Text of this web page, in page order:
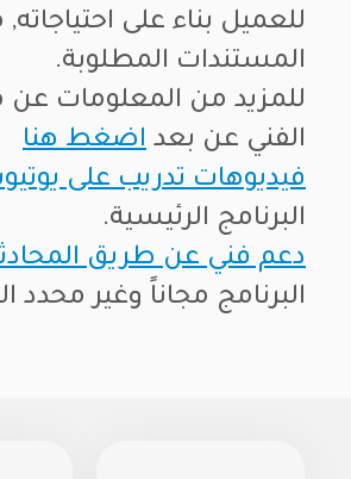
للعميل بناء على
المستندات المطلوبة.
للمزيد من المعلومات عن
الفني عن بعد اضغط هنا
فيديوهات تدريب على
البرنامج الرئيسية.
دعم فني عن طريق
البرنامج مجاناً وغير محدد